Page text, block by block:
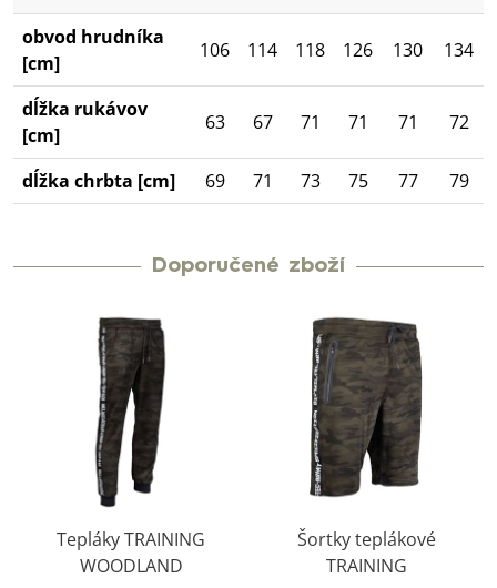
obvod hrudníka
[cm]
106 114 118 126 130 134
dĺžka rukávov
[cm]
63 67 71 71 71 72
dĺžka chrbta [cm] 69 71 73 75 77 79
Doporučené zboží
Tepláky TRAINING
WOODLAND
Šortky teplákové
TRAINING